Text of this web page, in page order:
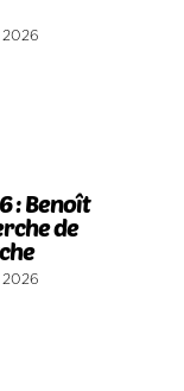
2026
: Benoît
de
2026